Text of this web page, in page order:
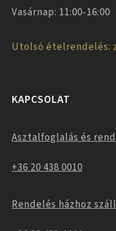
Vasárnap: 11:00-16:00
Utolsó ételrendelés:
KAPCSOLAT
Asztalfoglalás és
+36 20 438 0010
Rendelés házhoz